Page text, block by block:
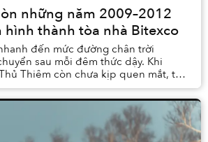
những năm 2009–2012
thành tòa nhà Bitexco
đến mức đường chân trời
sau mỗi đêm thức dậy. Khi
Thiêm còn chưa kịp quen mắt, ta
rịch chuyển mình, rồi những khu...